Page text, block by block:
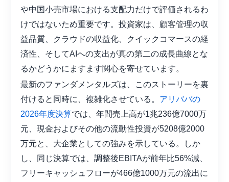
や中国小売市場における支配力だけで評価されるわ
けではないため重要です。投資家は、顧客管理の収
益品質、クラウドの収益化、クイックコマースの経
済性、そしてAIへの支出が真の第二の成長曲線とな
るかどうかにますます関心を寄せています。
最新のファンダメンタルズは、このストーリーを裏
付けると同時に、複雑化させている。 アリババの
2026年度決算では、年間売上高が1兆236億7000万
元、現金およびその他の流動性投資が5208億2000
万元と、大企業としての強みを示している。しか
し、同じ決算では、調整後EBITAが前年比56%減、
フリーキャッシュフローが466億1000万元の流出に